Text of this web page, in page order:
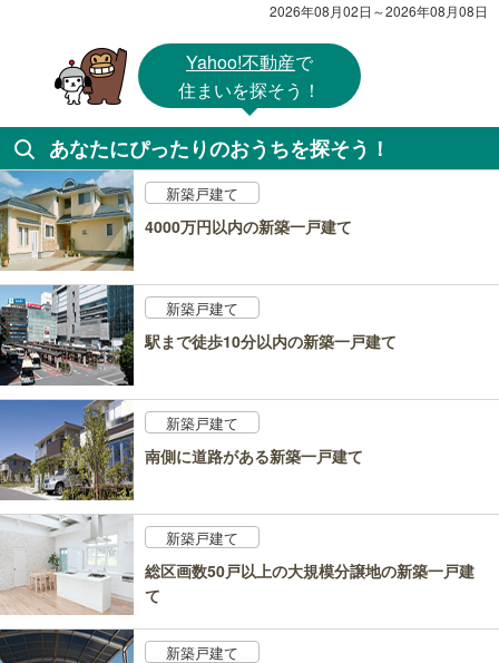
2026年08月02日～2026年08月08日
Yahoo!不動産で
住まいを探そう！
あなたにぴったりのおうちを探そう！
新築戸建て
4000万円以内の新築一戸建て
新築戸建て
駅まで徒歩10分以内の新築一戸建て
新築戸建て
南側に道路がある新築一戸建て
新築戸建て
総区画数50戸以上の大規模分譲地の新築一戸建
て
新築戸建て